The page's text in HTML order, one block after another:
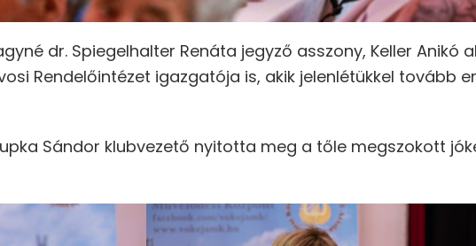
dr. Spiegelhalter Renáta jegyző asszony, Keller Anikó
Rendelőintézet igazgatója is, akik jelenlétükkel tovább
Sándor klubvezető nyitotta meg a tőle megszokott